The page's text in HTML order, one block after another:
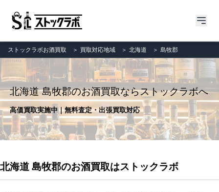
ストックラボお酒買取 ＞ 買取対応地域 ＞ 北海道 ＞ 島牧郡
北海道 島牧郡のお酒買取ならストックラボへ
高価買取実施中｜無料査定・出張買取対応
北海道 島牧郡のお酒買取はストックラボ